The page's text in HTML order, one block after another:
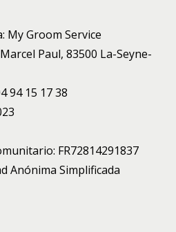
My Groom Service
Paul, 83500 La-Seyne-
94 15 17 38
FR72814291837
Anónima Simplificada